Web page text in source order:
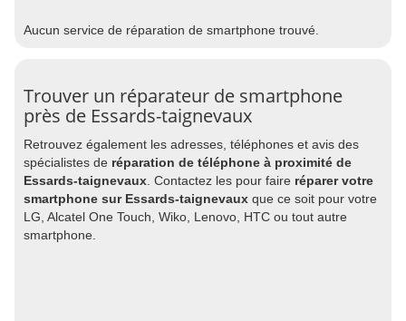
Aucun service de réparation de smartphone trouvé.
Trouver un réparateur de smartphone
près de Essards-taignevaux
Retrouvez également les adresses, téléphones et avis des
spécialistes de réparation de téléphone à proximité de
Essards-taignevaux . Contactez les pour faire réparer votre
smartphone sur Essards-taignevaux que ce soit pour votre
LG, Alcatel One Touch, Wiko, Lenovo, HTC ou tout autre
smartphone.